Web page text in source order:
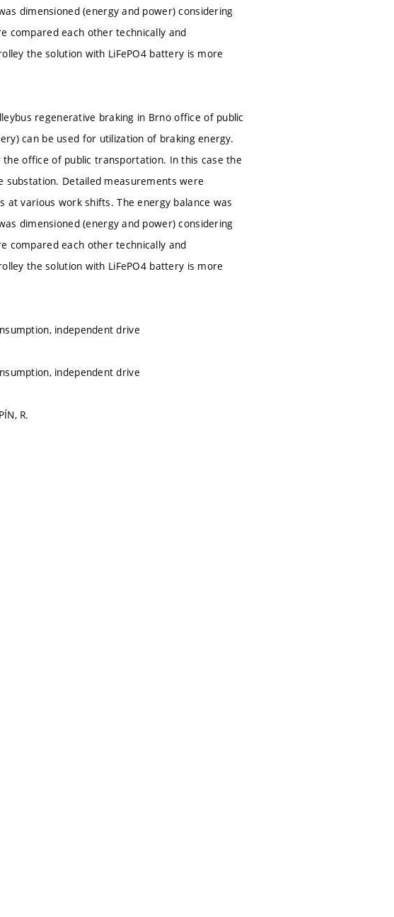
dimensioned (energy and power) considering
compared each other technically and
the solution with LiFePO4 battery is more
regenerative braking in Brno office of public
can be used for utilization of braking energy.
office of public transportation. In this case the
substation. Detailed measurements were
various work shifts. The energy balance was
dimensioned (energy and power) considering
compared each other technically and
the solution with LiFePO4 battery is more
independent drive
independent drive
R.